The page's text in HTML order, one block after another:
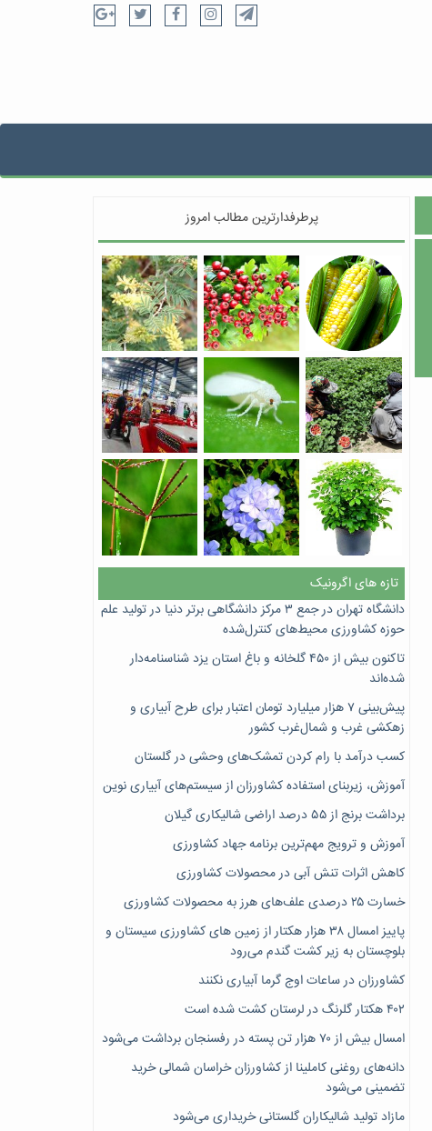
پرطرفدارترین مطالب امروز
تازه های اگرونیک
دانشگاه تهران در جمع ۳ مرکز دانشگاهی برتر دنیا در تولید علم
حوزه کشاورزی محیط‌های کنترل‌شده
تاکنون بیش از ۴۵۰ گلخانه و باغ استان یزد شناسنامه‌دار
شده‌اند
پیش‌بینی ۷‌ هزار میلیارد تومان اعتبار برای طرح آبیاری و
زهکشی غرب و شمال‌غرب کشور
کسب درآمد با رام کردن تمشک‌های وحشی در گلستان
آموزش، زیربنای استفاده کشاورزان از سیستم‌های آبیاری نوین
برداشت برنج از ۵۵ درصد اراضی شالیکاری گیلان
آموزش و ترویج مهم‌ترین برنامه جهاد کشاورزی
کاهش اثرات تنش آبی در محصولات کشاورزی
خسارت ۲۵ درصدی علف‌های هرز به محصولات کشاورزی
پاییز امسال ۳۸ هزار هکتار از زمین های کشاورزی سیستان و
بلوچستان به زیر کشت گندم می‌رود
کشاورزان در ساعات اوج گرما آبیاری نکنند
۴۰۲ هکتار گلرنگ در لرستان کشت شده است
امسال بیش از ۷۰ هزار تن پسته در رفسنجان برداشت می‌شود
دانه‌های روغنی کاملینا از کشاورزان خراسان شمالی خرید
تضمینی می‌شود
مازاد تولید شالیکاران گلستانی خریداری می‌شود